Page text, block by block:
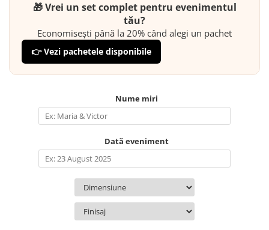
🎁 Vrei un set complet pentru evenimentul
tău?
Economisești până la 20% când alegi un pachet
👉 Vezi pachetele disponibile
Nume miri
Dată eveniment